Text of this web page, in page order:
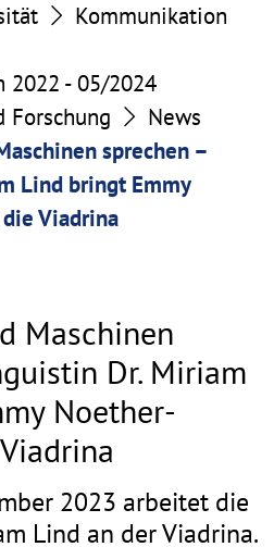
Kommunikation
2022 - 05/2024
Forschung
News
sprechen –
Lind bringt Emmy
Viadrina
Maschinen
Dr. Miriam
Noether-
2023 arbeitet die
Lind an der Viadrina.